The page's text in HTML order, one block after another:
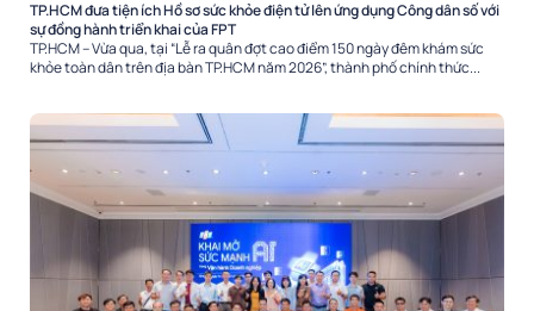
TP.HCM đưa tiện ích Hồ sơ sức khỏe điện tử lên ứng dụng Công dân số với
sự đồng hành triển khai của FPT
TP.HCM – Vừa qua, tại “Lễ ra quân đợt cao điểm 150 ngày đêm khám sức
khỏe toàn dân trên địa bàn TP.HCM năm 2026”, thành phố chính thức...